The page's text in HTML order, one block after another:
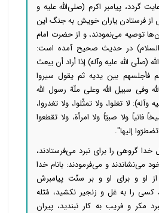
گردد، پیامبر اکرم (صلی‌الله علیه و
از فرستادن یاران خویش به جنگ این
توصیه می‌نمودند، و از حضرت امام
در حدیث صحیح آمده است:
(صلّی الله علیه وآله) إذا أراد أن یبعث
فأجلسهم بین یدیه ثم یقول سیروا
وفی سبیل الله وعلی ملّة رسول الله
وآله): لا تغلوا، ولا تمثّلوا، ولا تغدروا،
فانیاً ولا صبیّاً ولا امرأة، ولا تقطعوا
إلیها".
خدا گروهی را برای نبرد می‌فرستادند،
می‌نشاندند و می‌فرمودند: بانام خدا
او و برای او و بر سنّت پیامبرش
کسی را به غل و زنجیر نکشید، مُثله
مکر و فریب به کار نبندید، پیران